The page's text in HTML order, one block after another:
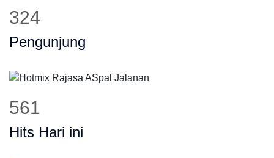
392
Pengunjung
679
Hits Hari ini